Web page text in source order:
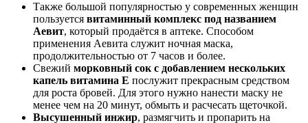
Также большой популярностью у современных женщин
пользуется витаминный комплекс под названием
Аевит, который продаётся в аптеке. Способом
применения Аевита служит ночная маска,
продолжительностью от 7 часов и более.
Свежий морковный сок с добавлением нескольких
капель витамина Е послужит прекрасным средством
для роста бровей. Для этого нужно нанести маску не
менее чем на 20 минут, обмыть и расчесать щеточкой.
Высушенный инжир, размягчить и пропарить на